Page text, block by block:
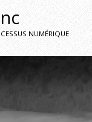
NUMÉRIQUE